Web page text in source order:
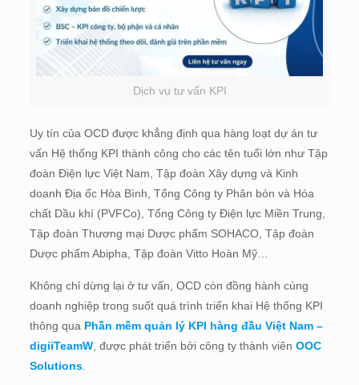
Dịch vụ tư vấn KPI
Uy tín của OCD được khẳng định qua hàng loạt dự án tư
vấn Hệ thống KPI thành công cho các tên tuổi lớn như Tập
đoàn Điện lực Việt Nam, Tập đoàn Xây dựng và Kinh
doanh Địa ốc Hòa Bình, Tổng Công ty Phân bón và Hóa
chất Dầu khí (PVFCo), Tổng Công ty Điện lực Miền Trung,
Tập đoàn Thương mại Dược phẩm SOHACO, Tập đoàn
Dược phẩm Abipha, Tập đoàn Vitto Hoàn Mỹ…
Không chỉ dừng lại ở tư vấn, OCD còn đồng hành cùng
doanh nghiệp trong suốt quá trình triển khai Hệ thống KPI
thông qua Phần mềm quản lý KPI hàng đầu Việt Nam –
digiiTeamW, được phát triển bởi công ty thành viên OOC
Solutions.